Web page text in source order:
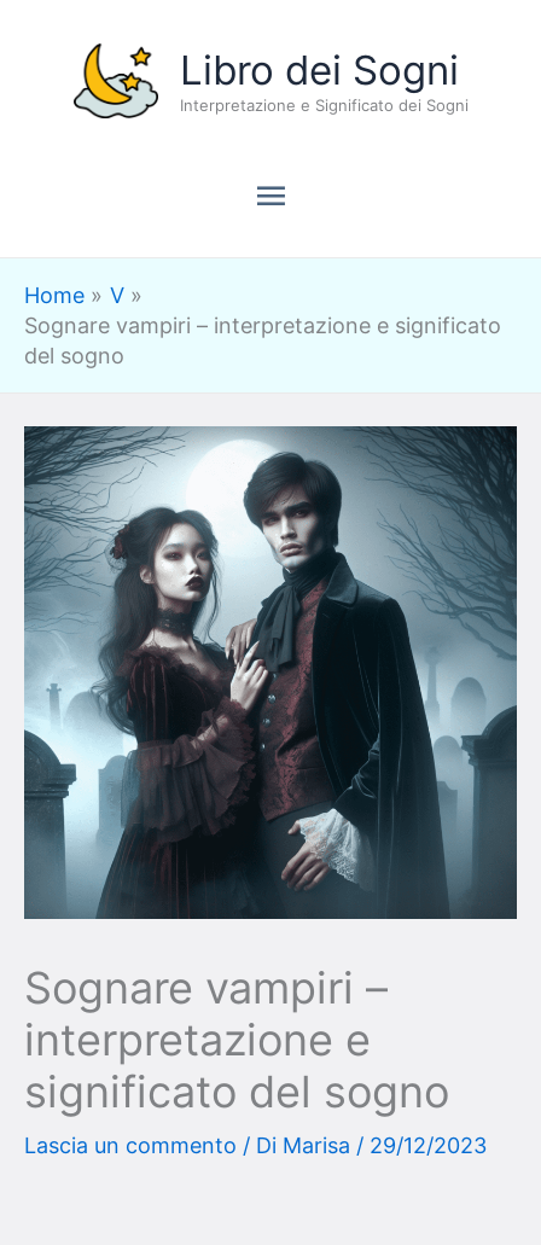
contenuto
Libro dei Sogni
Interpretazione e Significato dei Sogni
Menu
principale
Home
V
Sognare vampiri – interpretazione e significato
del sogno
Sognare vampiri –
interpretazione e
significato del sogno
Lascia un commento / Di Marisa / 29/12/2023